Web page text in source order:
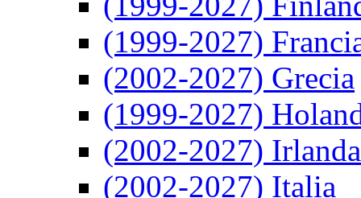
(1999-2027)
(2002-2027) Grecia
(1999-2027)
(2002-2027) Irlanda
(2002-2027) Italia